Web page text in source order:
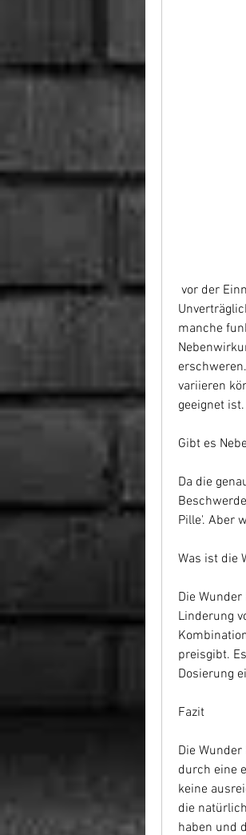
manche
variieren
geeignet ist.
Gibt es
Da die
Pille'. Aber
Was ist die
Die
Linderung
preisgibt.
Dosierung
Fazit
Die
durch eine
keine
die
haben und